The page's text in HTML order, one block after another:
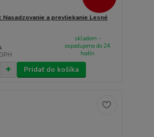
Nasadzovanie a prevliekanie Lesné
skladom -
expedujeme do 24
hodín
Pridať do košíka